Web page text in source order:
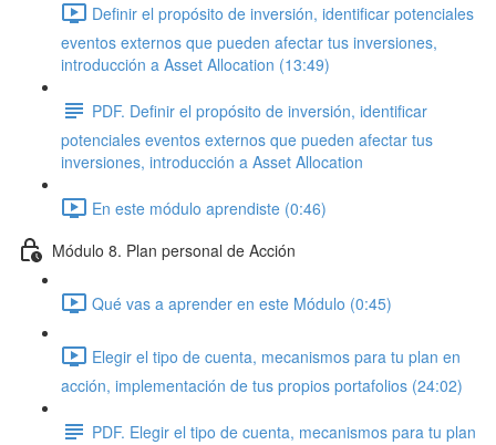
Definir el propósito de inversión, identificar potenciales
eventos externos que pueden afectar tus inversiones,
introducción a Asset Allocation (13:49)
PDF. Definir el propósito de inversión, identificar
potenciales eventos externos que pueden afectar tus
inversiones, introducción a Asset Allocation
En este módulo aprendiste (0:46)
Módulo 8. Plan personal de Acción
Qué vas a aprender en este Módulo (0:45)
Elegir el tipo de cuenta, mecanismos para tu plan en
acción, implementación de tus propios portafolios (24:02)
PDF. Elegir el tipo de cuenta, mecanismos para tu plan